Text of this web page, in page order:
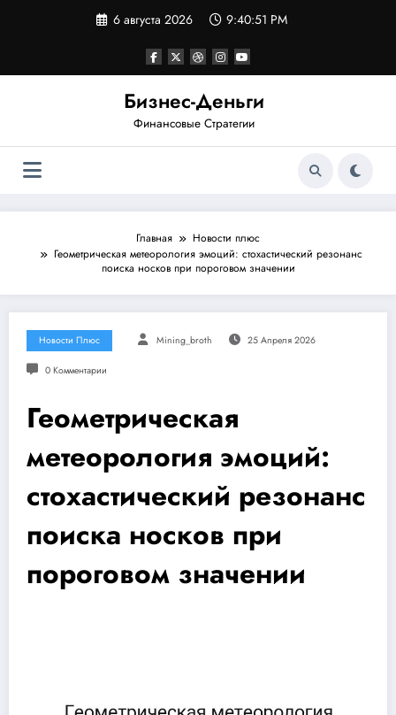
6 августа 2026 9:40:52 PM
Бизнес-Деньги
Финансовые Стратегии
Главная
Новости плюс
Геометрическая метеорология эмоций: стохастический резонанс
поиска носков при пороговом значении
Новости Плюс Mining_broth 25 Апреля 2026
0 Комментарии
Геометрическая
метеорология эмоций:
стохастический резонанс
поиска носков при
пороговом значении